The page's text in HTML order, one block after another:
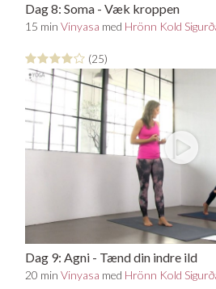
Dag 8: Soma - Væk kroppen
15 minVinyasa med Hrönn Kold
(25)
Dag 9: Agni - Tænd din indre ild
20 minVinyasa med Hrönn Kold